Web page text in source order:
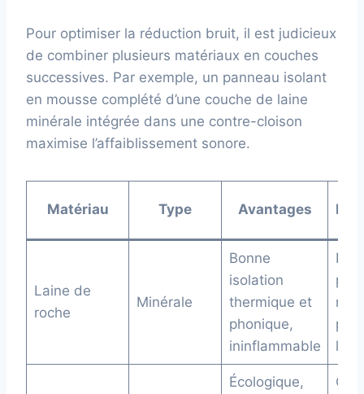
Pour optimiser la réduction bruit, il est judicieux
de combiner plusieurs matériaux en couches
successives. Par exemple, un panneau isolant
en mousse complété d’une couche de laine
minérale intégrée dans une contre-cloison
maximise l’affaiblissement sonore.
Matériau Type Avantages
Laine de
roche
Minérale
Bonne
isolation
thermique et
phonique,
ininflammable
lors
Écologique,